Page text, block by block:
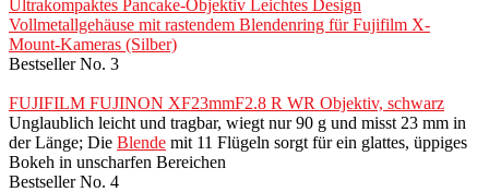
Ultrakompaktes Pancake-Objektiv Leichtes Design
Vollmetallgehäuse mit rastendem Blendenring für Fujifilm X-
Mount-Kameras (Silber)
Bestseller No. 3
FUJIFILM FUJINON XF23mmF2.8 R WR Objektiv, schwarz
Unglaublich leicht und tragbar, wiegt nur 90 g und misst 23 mm in
der Länge; Die Blende mit 11 Flügeln sorgt für ein glattes, üppiges
Bokeh in unscharfen Bereichen
Bestseller No. 4